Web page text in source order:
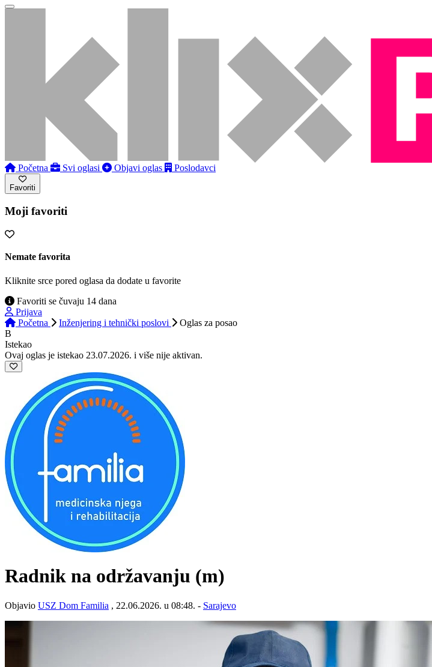
Početna Svi oglasi Objavi oglas Poslodavci
Favoriti
Moji favoriti
Nemate favorita
Kliknite srce pored oglasa da dodate u favorite
Favoriti se čuvaju 14 dana
Prijava
Početna
Inženjering i tehnički poslovi Oglas za posao
B
Istekao
Ovaj oglas je istekao 23.07.2026. i više nije aktivan.
Radnik na održavanju (m)
Objavio USZ Dom Familia , 22.06.2026. u 08:48. - Sarajevo